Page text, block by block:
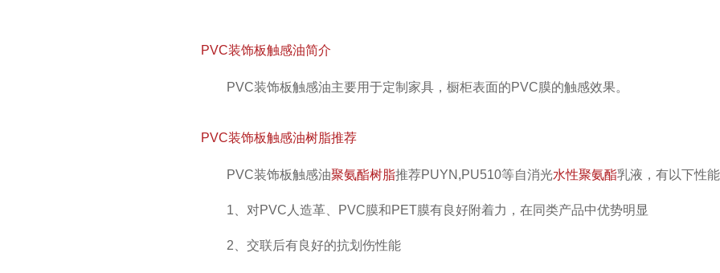
PVC装饰板触感油简介
PVC装饰板触感油主要用于定制家具，橱柜表面的PVC膜的触感效果。
PVC装饰板触感油树脂推荐
PVC装饰板触感油聚氨酯树脂推荐PUYN,PU510等自消光水性聚氨酯乳液，有以下性
1、对PVC人造革、PVC膜和PET膜有良好附着力，在同类产品中优势明显
2、交联后有良好的抗划伤性能